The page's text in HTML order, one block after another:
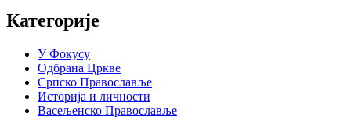
Категорије
У Фокусу
Одбрана Цркве
Српско Православље
Историја и личности
Васељенско Православље